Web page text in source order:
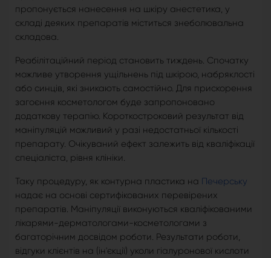
пропонується нанесення на шкіру анестетика, у
складі деяких препаратів міститься знеболювальна
складова.
Реабілітаційний період становить тиждень. Спочатку
можливе утворення ущільнень під шкірою, набряклості
або синців, які зникають самостійно. Для прискорення
загоєння косметологом буде запропоновано
додаткову терапію. Короткостроковий результат від
маніпуляцій можливий у разі недостатньої кількості
препарату. Очікуваний ефект залежить від кваліфікації
спеціаліста, рівня клініки.
Таку процедуру, як контурна пластика на Печерську
надає на основі сертифікованих перевірених
препаратів. Маніпуляції виконуються кваліфікованими
лікарями-дерматологами-косметологами з
багаторічним досвідом роботи. Результати роботи,
відгуки клієнтів на (ін'єкції) уколи гіалуронової кислоти